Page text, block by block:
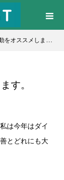
オススメします。
す。
は今年はダイ
とどれにも大